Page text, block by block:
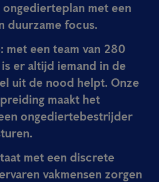
met een
duurzame focus.
met een team van 280
er altijd iemand in de
uit de nood helpt. Onze
maakt het
ongediertebestrijder
met een discrete
vakmensen zorgen